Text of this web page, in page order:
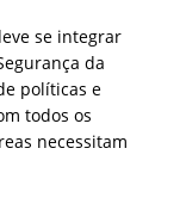
se integrar
da
políticas e
todos os
necessitam